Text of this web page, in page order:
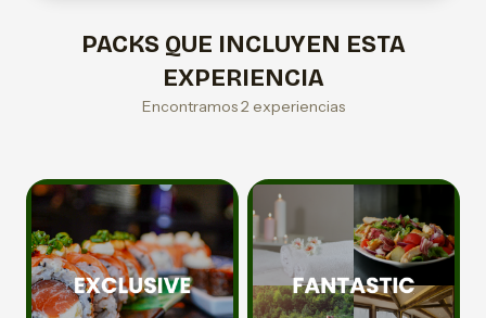
PACKS QUE INCLUYEN ESTA
EXPERIENCIA
Encontramos 2 experiencias